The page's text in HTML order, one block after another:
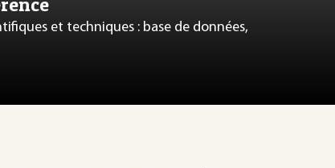
et techniques : base de données,